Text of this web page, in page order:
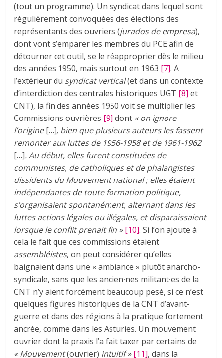
(tout un programme). Un syndicat dans lequel sont
régulièrement convoquées des élections des
représentants des ouvriers (jurados de empresa),
dont vont s’emparer les membres du PCE afin de
détourner cet outil, se le réapproprier dès le milieu
des années 1950, mais surtout en 1963 [7]. A
l’extérieur du syndicat vertical(et dans un contexte
d’interdiction des centrales historiques UGT [8] et
CNT), la fin des années 1950 voit se multiplier les
Commissions ouvrières [9] dont « on ignore
l’origine[…], bien que plusieurs auteurs les fassent
remonter aux luttes de 1956-1958 et de 1961-1962
[…]. Au début, elles furent constituées de
communistes, de catholiques et de phalangistes
dissidents du Mouvement national ; elles étaient
indépendantes de toute formation politique,
s’organisaient spontanément, alternant dans les
luttes actions légales ou illégales, et disparaissaient
lorsque le conflit prenait fin » [10]. Si l’on ajoute à
cela le fait que ces commissions étaient
assembléistes, on peut considérer qu’elles
baignaient dans une « ambiance » plutôt anarcho-
syndicale, sans que les ancien∙nes militant∙es de la
CNT n’y aient forcément beaucoup pesé, si ce n’est
quelques figures historiques de la CNT d’avant-
guerre et dans des régions à la pratique fortement
ancrée, comme dans les Asturies. Un mouvement
ouvrier dont la praxis l’a fait taxer par certains de
« Mouvement(ouvrier) intuitif » [11], dans la